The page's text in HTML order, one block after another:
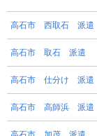
高石市 西取石 派遣
高石市 取石 派遣
高石市 仕分け 派遣
高石市 高師浜 派遣